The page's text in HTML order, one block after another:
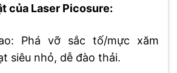
của Laser Picosure:
Phá vỡ sắc tố/mực xăm
siêu nhỏ, dễ đào thải.